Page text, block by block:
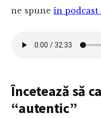
ne spuneîn podcast
Încetează să
“autentic”